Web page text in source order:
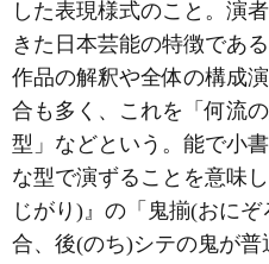
した表現様式のこと。演
きた日本芸能の特徴であ
作品の解釈や全体の構成
合も多く、これを「何流
型」などという。能で小
な型で演ずることを意味
じがり)』の「鬼揃(おに
合、後(のち)シテの鬼が